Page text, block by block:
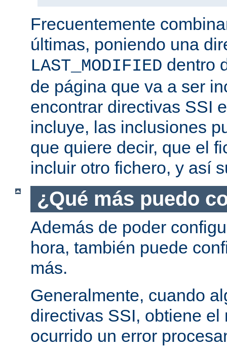
Frecuentemente
últimas, poniendo una
LAST_MODIFIED dentro
de página que va a ser
encontrar directivas SSI
incluye, las inclusiones
que quiere decir, que el
incluir otro fichero, y así
¿Qué más puedo
Además de poder
hora, también puede
más.
Generalmente, cuando
directivas SSI, obtiene el
ocurrido un error